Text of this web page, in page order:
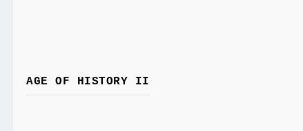
AGE OF HISTORY II